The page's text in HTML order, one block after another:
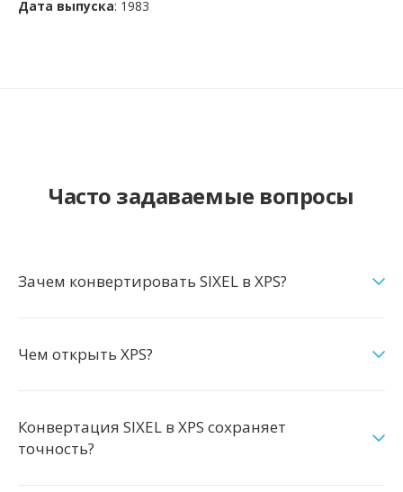
Дата выпуска: 1983
Часто задаваемые вопросы
Зачем конвертировать SIXEL в XPS?
Чем открыть XPS?
Конвертация SIXEL в XPS сохраняет
точность?